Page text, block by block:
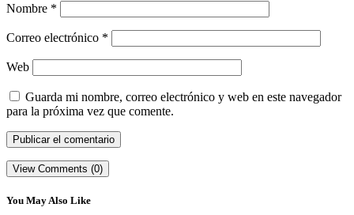
Nombre *
Correo electrónico *
Web
Guarda mi nombre, correo electrónico y web en este navegador
para la próxima vez que comente.
View Comments (0)
You May Also Like